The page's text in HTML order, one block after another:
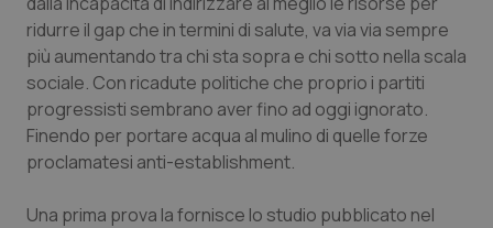
Sardegna
Sicilia
Toscana
Malattia di Crohn & Rettocolite Ulcerosa
Neuroscienze & patologie neurodegenerative
Obesità
ridurre il gap che in termini di salute, va via via sempre
più aumentando tra chi sta sopra e chi sotto nella scala
sociale. Con ricadute politiche che proprio i partiti
progressisti sembrano aver fino ad oggi ignorato.
Finendo per portare acqua al mulino di quelle forze
proclamatesi anti-establishment.
Una prima prova la fornisce lo studio pubblicato nel